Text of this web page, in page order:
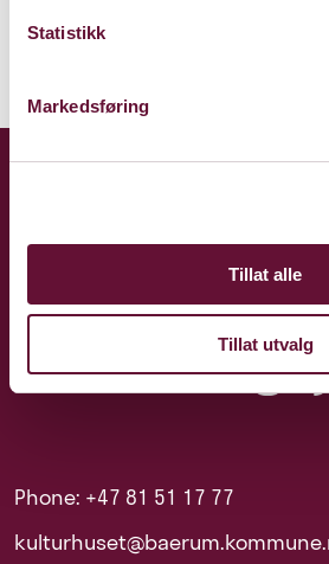
Statistikk
Markedsføring
Tillat alle
Tillat utvalg
Phone: +47 81 51 17 77